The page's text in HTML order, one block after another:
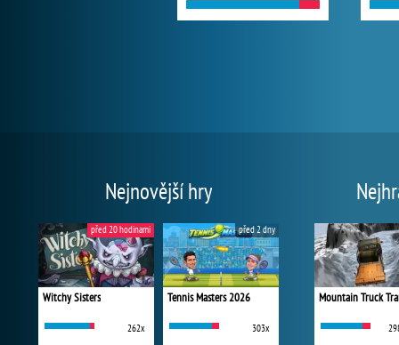
Nejnovější hry
Witchy Sisters
262x
před 20 hodinami
Tennis Masters 2026
303x
před 2 dny
Mountain Truck